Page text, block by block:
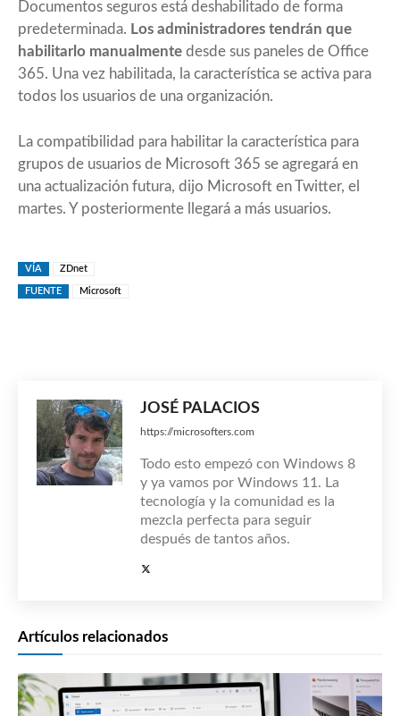
Documentos seguros está deshabilitado de forma
predeterminada. Los administradores tendrán que
habilitarlo manualmente desde sus paneles de Office
365. Una vez habilitada, la característica se activa para
todos los usuarios de una organización.
La compatibilidad para habilitar la característica para
grupos de usuarios de Microsoft 365 se agregará en
una actualización futura, dijo Microsoft en Twitter, el
martes. Y posteriormente llegará a más usuarios.
VÍA ZDnet
FUENTE Microsoft
JOSÉ PALACIOS
https://microsofters.com
Todo esto empezó con Windows 8
y ya vamos por Windows 11. La
tecnología y la comunidad es la
mezcla perfecta para seguir
después de tantos años.
Artículos relacionados